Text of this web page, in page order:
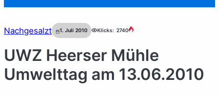
Nachgesalzt 1. Juli 2010 Klicks: 2740
UWZ Heerser Mühle
Umwelttag am 13.06.2010